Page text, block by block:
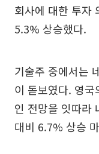
회사에 대한 투자
5.3% 상승했다.
기술주 중에서는
이 돋보였다. 영국
인 전망을 잇따라
대비 6.7% 상승